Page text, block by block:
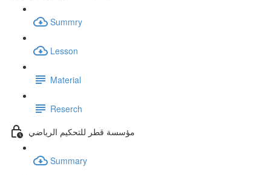
Summry
Lesson
Material
Reserch
مؤسسة قطر للتحكيم الرياضي
Summary